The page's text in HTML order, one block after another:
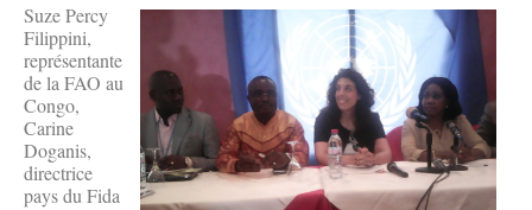
Suze Percy
Filippini,
représentante
de la FAO au
Congo,
Carine
Doganis,
directrice
pays du Fida